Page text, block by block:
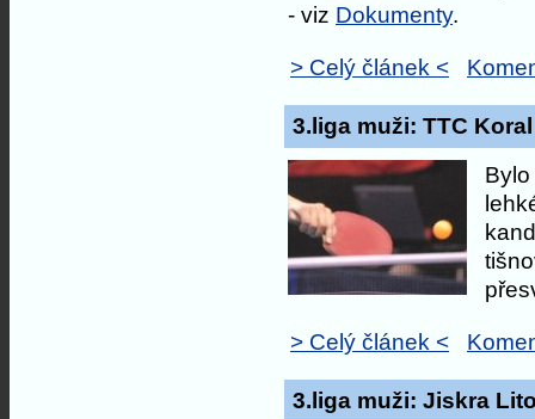
- viz Dokumenty.
> Celý článek <
3.liga muži: TTC
> Celý článek <
3.liga muži: Jiskra